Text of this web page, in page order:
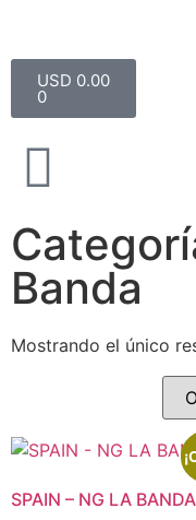
USD 0.00
0
Banda
Mostrando el único
SPAIN – NG LA BANDA